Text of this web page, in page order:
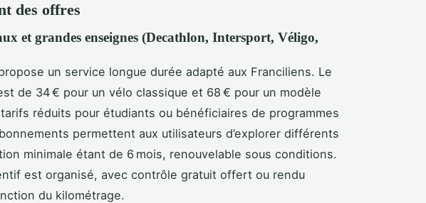
des offres
et grandes enseignes (Decathlon, Intersport, Véligo,
un service longue durée adapté aux Franciliens. Le
de 34 € pour un vélo classique et 68 € pour un modèle
réduits pour étudiants ou bénéficiaires de programmes
permettent aux utilisateurs d’explorer différents
minimale étant de 6 mois, renouvelable sous conditions.
est organisé, avec contrôle gratuit offert ou rendu
du kilométrage.